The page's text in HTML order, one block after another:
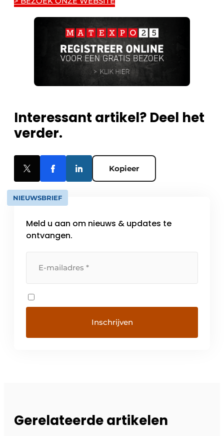
Interessant artikel? Deel het
verder.
Kopieer
NIEUWSBRIEF
Meld u aan om nieuws & updates te
ontvangen.
Gerelateerde artikelen